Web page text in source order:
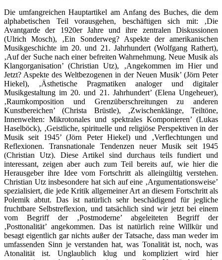
Die umfangreichen Hauptartikel am Anfang des Buches, die dem
alphabetischen Teil vorausgehen, beschäftigen sich mit: ‚Die
Avantgarde der 1920er Jahre und ihre zentralen Diskussionen
(Ulrich Mosch), ‚Ein Sonderweg? Aspekte der amerikanischen
Musikgeschichte im 20. und 21. Jahrhundert (Wolfgang Rathert),
‚Auf der Suche nach einer befreiten Wahrnehmung. Neue Musik als
Klangorganisation’ (Christian Utz), ‚Angekommen im Hier und
Jetzt? Aspekte des Weltbezogenen in der Neuen Musik’ (Jörn Peter
Hiekel), ‚Ästhetische Pragmatiken analoger und digitaler
Musikgestaltung im 20. und 21. Jahrhundert’ (Elena Ungeheuer),
‚Raumkomposition und Grenzüberschreitungen zu anderen
Kunstbereichen’ (Christa Brüstle), ‚Zwischenklänge, Teiltöne,
Innenwelten: Mikrotonales und spektrales Komponieren’ (Lukas
Haselböck), ‚Geistliche, spirituelle und religiöse Perspektiven in der
Musik seit 1945’ (Jörn Peter Hiekel) und ‚Verflechtungen und
Reflexionen. Transnationale Tendenzen neuer Musik seit 1945
(Christian Utz). Diese Artikel sind durchaus teils fundiert und
interessant, zeigen aber auch zum Teil bereits auf, wie hier die
Herausgeber ihre Idee vom Fortschritt als alleingültig verstehen.
Christian Utz insbesondere hat sich auf eine ‚Argumentationsweise’
spezialisiert, die jede Kritik allgemeiner Art an diesem Fortschritt als
Polemik abtut. Das ist natürlich sehr beschädigend für jegliche
fruchtbare Selbstreflexion, und tatsächlich sind wir jetzt bei einem
vom Begriff der ‚Postmoderne’ abgeleiteten Begriff der
‚Posttonalität’ angekommen. Das ist natürlich reine Willkür und
besagt eigentlich gar nichts außer der Tatsache, dass man weder im
umfassenden Sinn je verstanden hat, was Tonalität ist, noch, was
Atonalität ist. Unglaublich klug und kompliziert wird hier